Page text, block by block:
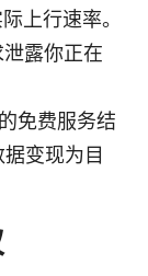
上行速率。
露你正在
免费服务结
变现为目